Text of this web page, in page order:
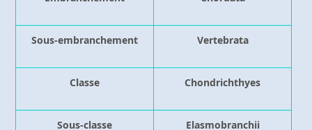
Sous-embranchement Vertebrata
Classe Chondrichthyes
Sous-classe Elasmobranchii